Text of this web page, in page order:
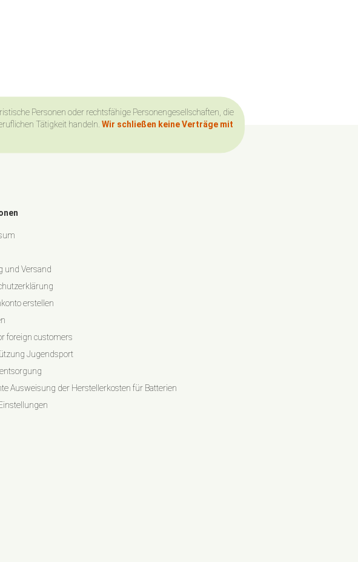
Personen oder rechtsfähige Personengesellschaften, die
Tätigkeit handeln. Wir schließen keine Verträge mit
und Versand
erstellen
foreign customers
Jugendsport
Ausweisung der Herstellerkosten für Batterien